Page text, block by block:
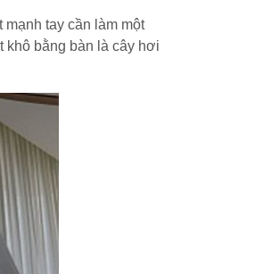
tay cần làm một
khô bằng bàn là cây hơi